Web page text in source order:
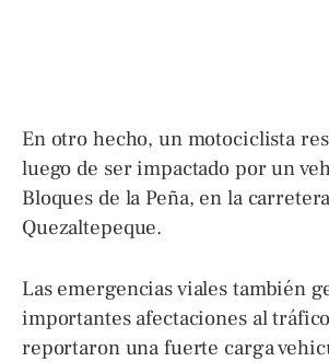
En otro hecho, un motociclista
luego de ser impactado por un
Bloques de la Peña, en la
Quezaltepeque.
Las emergencias viales también
importantes afectaciones al
reportaron una fuerte carga